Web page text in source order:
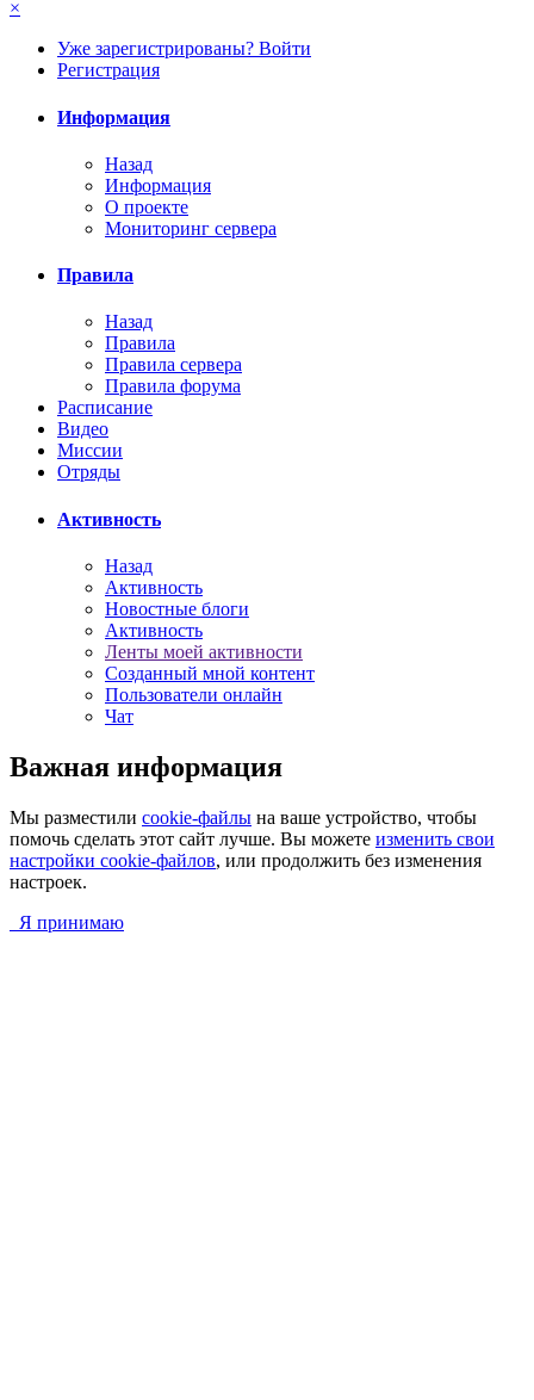
×
Уже зарегистрированы? Войти
Регистрация
Информация
Назад
Информация
О проекте
Мониторинг сервера
Правила
Назад
Правила
Правила сервера
Правила форума
Расписание
Видео
Миссии
Отряды
Активность
Назад
Активность
Новостные блоги
Активность
Ленты моей активности
Созданный мной контент
Пользователи онлайн
Чат
Важная информация
Мы разместили cookie-файлы на ваше устройство, чтобы
помочь сделать этот сайт лучше. Вы можете изменить свои
настройки cookie-файлов, или продолжить без изменения
настроек.
Я принимаю